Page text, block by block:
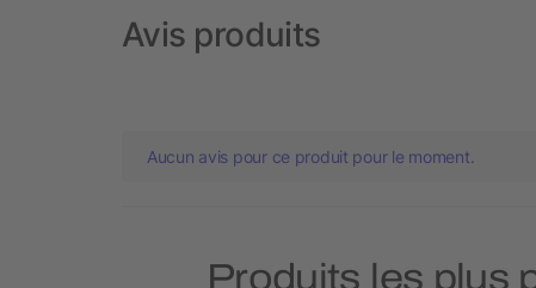
Avis produits
Aucun avis pour ce produit pour le moment.
Produits les plus